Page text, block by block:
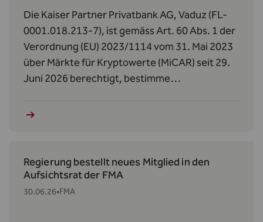
Die Kaiser Partner Privatbank AG, Vaduz (FL-
0001.018.213-7), ist gemäss Art. 60 Abs. 1 der
Verordnung (EU) 2023/1114 vom 31. Mai 2023
über Märkte für Kryptowerte (MiCAR) seit 29.
Juni 2026 berechtigt, bestimme
Regierung bestellt neues Mitglied in den
Aufsichtsrat der FMA
30.06.26•FMA